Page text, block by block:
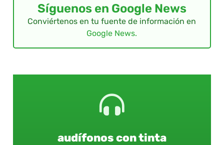
Síguenos en Google News
Conviértenos en tu fuente de información en
Google News.
audífonos con tinta